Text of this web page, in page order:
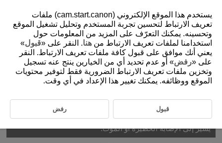
D292-010
تعليمات السلامة
تأكد من قراءة هذه التعليمات من أجل تشغيل المنتج بأمان.
تحذير:
يشير إلى الإصابة الخطيرة أو الموت.
يستخدم هذا الموقع الإلكتروني (cam.start.canon) ملفات
تعريف الارتباط لتحسين تجربة المستخدم وتحليل تشغيل الموقع
وتحسينه. يمكنك التعرّف على المزيد من المعلومات حول
استخدامنا لملفات تعريف الارتباط من هنا. النقر على «قبول»
يعني أنك موافق على قبول كافة ملفات تعريف الارتباط. النقر
على «رفض» أو عدم تحديد أي من الخيارين ينتج عنه تسجيل
وتخزين ملفات تعريف الارتباط الضرورية فقط لتوفير محتويات
الموقع ووظائفه. يمكنك تغيير هذا الإعداد في أي وقت.
قبول رفض